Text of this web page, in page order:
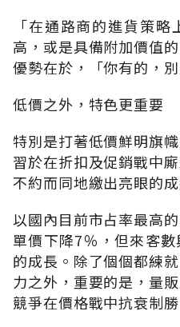
「在通路商的進貨策
高，或是具備附加價值
優勢在於，「你有的，別
低價之外，特色更重要
特別是打著低價鮮明旗
習於在折扣及促銷戰中
不約而同地繳出亮眼的成
以國內目前市占率最高
單價下降7％，但來客
的成長。除了個個都練
力之外，重要的是，量
競爭在價格戰中抗衰制勝